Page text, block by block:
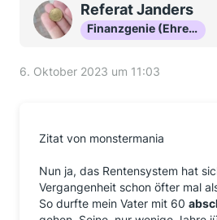
Referat Janders
Finanzgenie (Ehrenmitglied)
6. Oktober 2023 um 11:03
Zitat von monstermania
Nun ja, das Rentensystem hat
Vergangenheit schon öfter mal
So durfte mein Vater mit 60